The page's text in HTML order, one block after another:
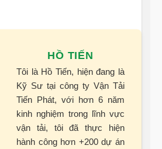
HỒ TIẾN
Tôi là Hồ Tiến, hiện đang là
Kỹ Sư tại công ty Vận Tải
Tiến Phát, với hơn 6 năm
kinh nghiệm trong lĩnh vực
vận tải, tôi đã thực hiện
hành công hơn +200 dự án